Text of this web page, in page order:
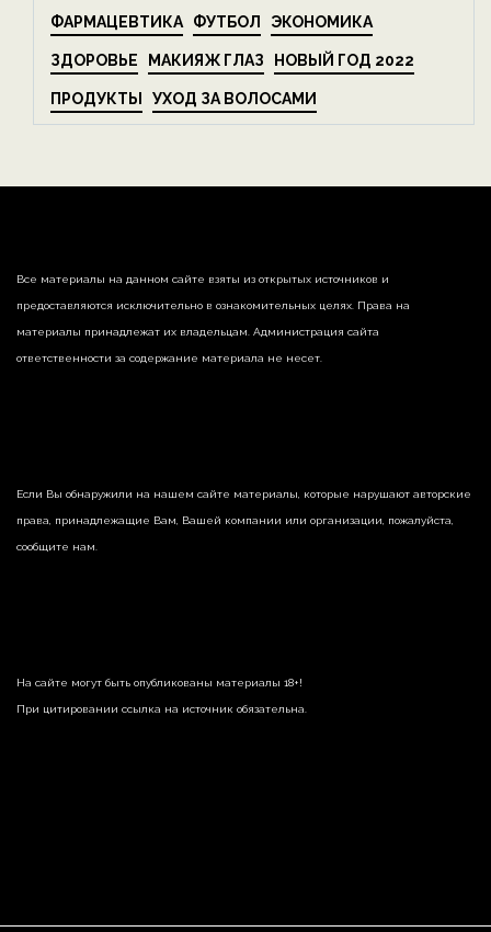
ФАРМАЦЕВТИКА ФУТБОЛ ЭКОНОМИКА
ЗДОРОВЬЕ МАКИЯЖ ГЛАЗ НОВЫЙ ГОД 2022
ПРОДУКТЫ УХОД ЗА ВОЛОСАМИ
Все материалы на данном сайте взяты из открытых источников и
предоставляются исключительно в ознакомительных целях. Права на
материалы принадлежат их владельцам. Администрация сайта
ответственности за содержание материала не несет.
Если Вы обнаружили на нашем сайте материалы, которые нарушают авторские
права, принадлежащие Вам, Вашей компании или организации, пожалуйста,
сообщите нам.
На сайте могут быть опубликованы материалы 18+!
При цитировании ссылка на источник обязательна.